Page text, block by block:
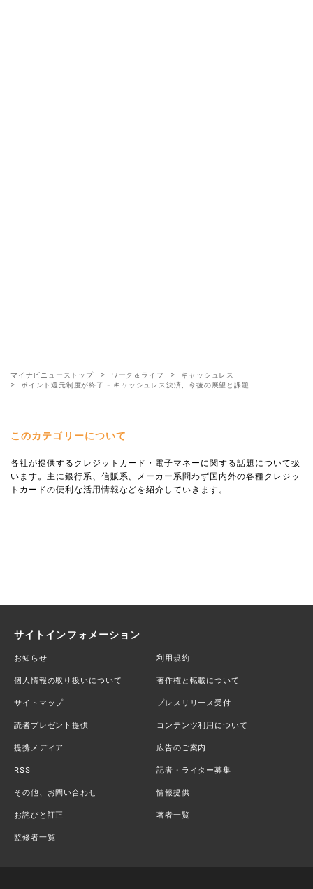
マイナビニューストップ ワーク＆ライフ
キャッシュレス
ポイント還元制度が終了 - キャッシュレス決済、今後の展望と課題
このカテゴリーについて
各社が提供するクレジットカード・電子マネーに関する話題について扱
います。主に銀行系、信販系、メーカー系問わず国内外の各種クレジッ
トカードの便利な活用情報などを紹介していきます。
サイトインフォメーション
お知らせ 利用規約
個人情報の取り扱いについて 著作権と転載について
サイトマップ プレスリリース受付
読者プレゼント提供 コンテンツ利用について
提携メディア 広告のご案内
RSS 記者・ライター募集
その他、お問い合わせ 情報提供
お詫びと訂正 著者一覧
監修者一覧